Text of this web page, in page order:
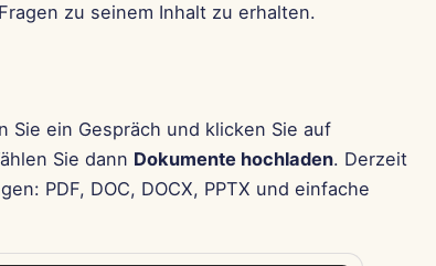
繁體中文
zu seinem Inhalt zu erhalten.
ein Gespräch und klicken Sie auf
Sie dann Dokumente hochladen. Derzeit
PDF, DOC, DOCX, PPTX und einfache